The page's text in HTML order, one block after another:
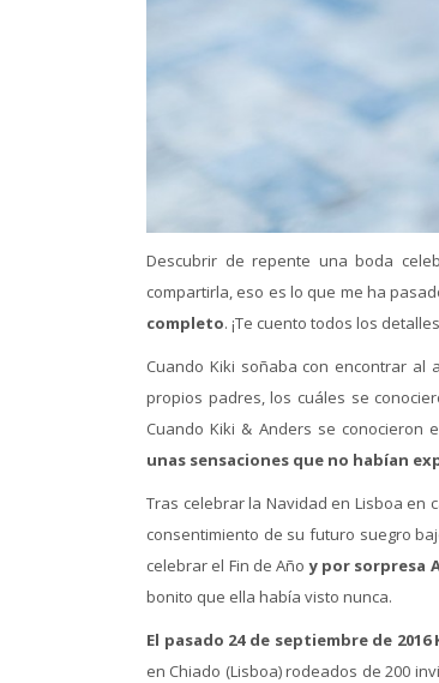
Descubrir de repente una boda
compartirla, eso es lo que me ha
completo. ¡Te cuento todos los
Cuando Kiki soñaba con encontrar
propios padres, los cuáles se
Cuando Kiki & Anders se conocieron
unas sensaciones que no habían
Tras celebrar la Navidad en Lisboa en
consentimiento de su futuro suegro
celebrar el Fin de Añoy por sorpresa
bonito que ella había visto nunca.
El pasado 24 de septiembre de
en Chiado (Lisboa) rodeados de 200